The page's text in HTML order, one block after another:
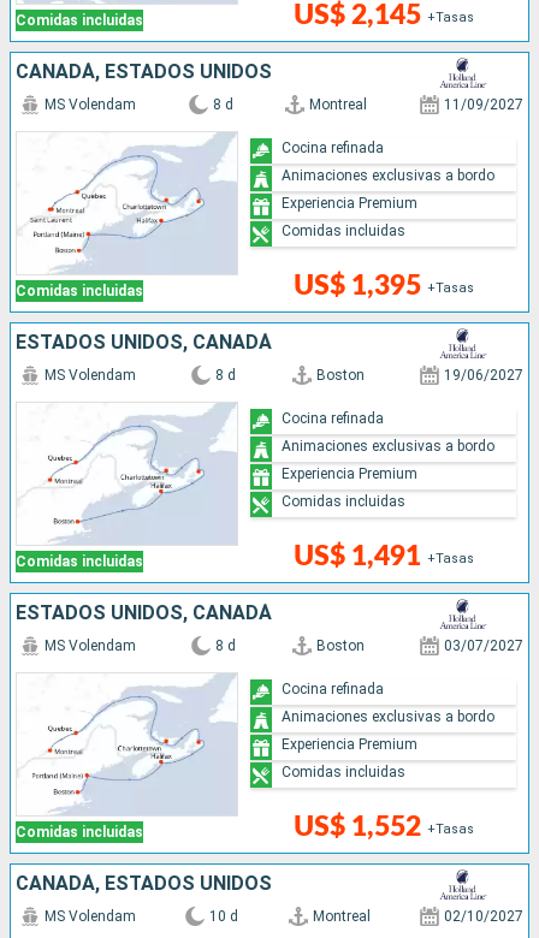
Comidas incluidas US$ 2,145 +Tasas
CANADÁ, ESTADOS UNIDOS
Comidas incluidas
MS Volendam 8 d Montreal 11/09/2027
US$ 1,395 +Tasas
Cocina refinada
Animaciones exclusivas a bordo
Experiencia Premium
Comidas incluidas
ESTADOS UNIDOS, CANADÁ
Comidas incluidas
MS Volendam 8 d Boston 19/06/2027
US$ 1,491 +Tasas
Cocina refinada
Animaciones exclusivas a bordo
Experiencia Premium
Comidas incluidas
ESTADOS UNIDOS, CANADÁ
Comidas incluidas
MS Volendam 8 d Boston 03/07/2027
US$ 1,552 +Tasas
Cocina refinada
Animaciones exclusivas a bordo
Experiencia Premium
Comidas incluidas
CANADÁ, ESTADOS UNIDOS
MS Volendam 10 d Montreal 02/10/2027